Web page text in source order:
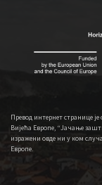
Превод интернет странице је
Вијећа Европе, “Јачање
изражени овде ни у ком
Европе.